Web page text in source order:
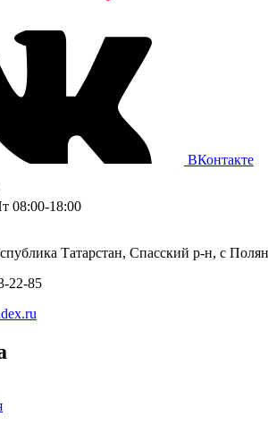
ВКонтакте
08:00-18:00
Татарстан, Спасский р-н, с
22-85